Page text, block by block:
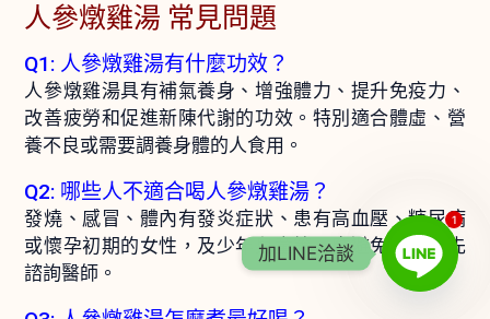
人參燉雞湯 常見問題
Q1: 人參燉雞湯有什麼功效？
人參燉雞湯具有補氣養身、增強體力、提升免疫力、
改善疲勞和促進新陳代謝的功效。特別適合體虛、營
養不良或需要調養身體的人食用。
Q2: 哪些人不適合喝人參燉雞湯？
發燒、感冒、體內有發炎症狀、患有高血壓、糖尿病
或懷孕初期的女性，及少年兒童等，應避免食用或先
諮詢醫師。
1
加LINE洽談